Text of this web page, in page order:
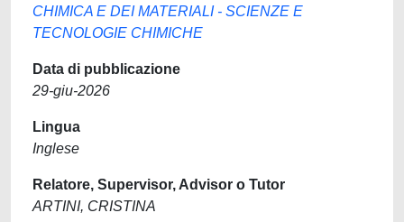
CHIMICA E DEI MATERIALI - SCIENZE E
TECNOLOGIE CHIMICHE
Data di pubblicazione
29-giu-2026
Lingua
Inglese
Relatore, Supervisor, Advisor o Tutor
ARTINI, CRISTINA